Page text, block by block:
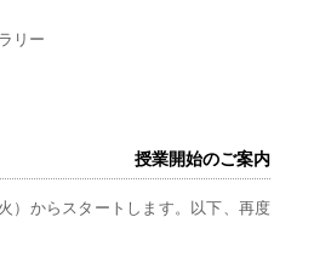
リー
授業開始のご案内
）からスタートします。以下、再度